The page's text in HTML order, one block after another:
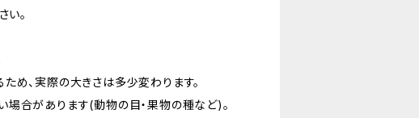
。
め、実際の大きさは多少変わります。
合があります(動物の目・果物の種など)。